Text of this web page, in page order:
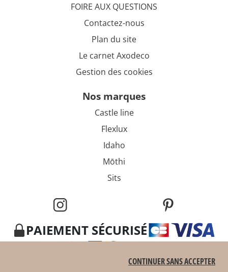
FOIRE AUX QUESTIONS
Contactez-nous
Plan du site
Le carnet Axodeco
Gestion des cookies
nos marques
Castle line
Flexlux
Idaho
Mōthi
Sits
PAIEMENT SÉCURISÉ
CONTINUER SANS ACCEPTER